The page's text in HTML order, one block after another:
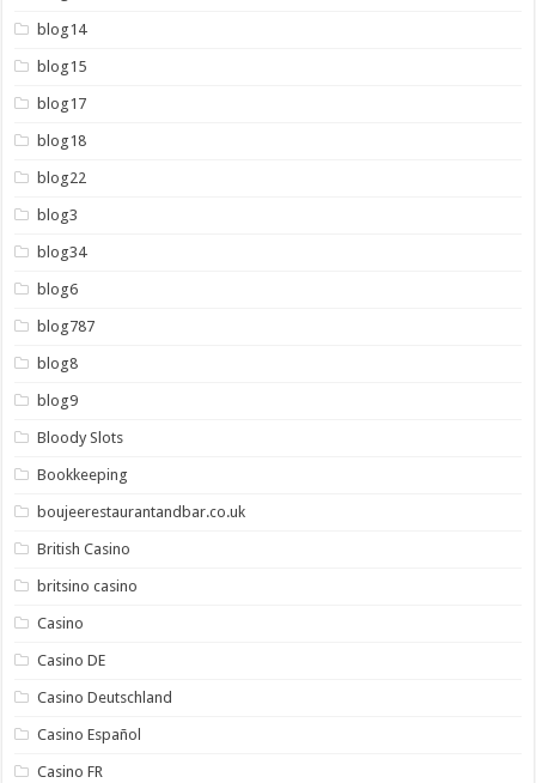
blog14
blog15
blog17
blog18
blog22
blog3
blog34
blog6
blog787
blog8
blog9
Bloody Slots
Bookkeeping
boujeerestaurantandbar.co.uk
British Casino
britsino casino
Casino
Casino DE
Casino Deutschland
Casino Español
Casino FR